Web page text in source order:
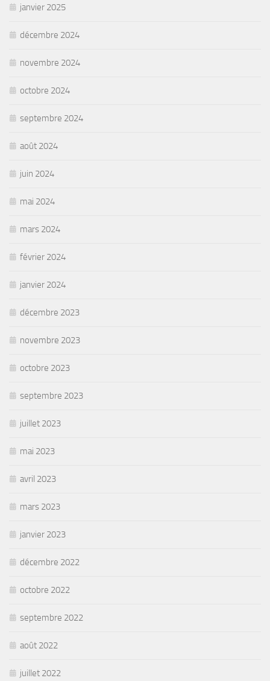
janvier 2025
décembre 2024
novembre 2024
octobre 2024
septembre 2024
août 2024
juin 2024
mai 2024
mars 2024
février 2024
janvier 2024
décembre 2023
novembre 2023
octobre 2023
septembre 2023
juillet 2023
mai 2023
avril 2023
mars 2023
janvier 2023
décembre 2022
octobre 2022
septembre 2022
août 2022
juillet 2022